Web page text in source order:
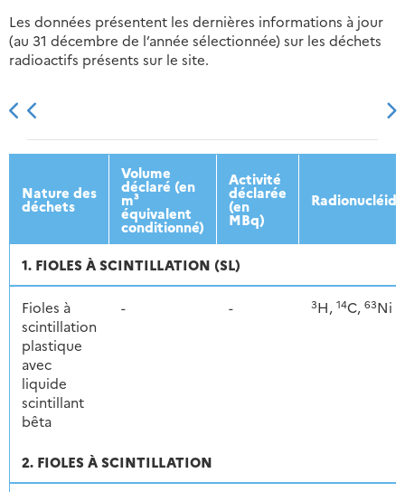
Les données présentent les dernières informations à jour
(au 31 décembre de l’année sélectionnée) sur les déchets
radioactifs présents sur le site.
2013 2014 2015 2016
Nature des
déchets
Volume
déclaré (en
m³
équivalent
conditionné)
Activité
déclarée
(en
MBq)
1. FIOLES À SCINTILLATION (SL)
Fioles à
scintillation
plastique
avec
liquide
scintillant
bêta
- - 3H, 14C, 63Ni
2. FIOLES À SCINTILLATION